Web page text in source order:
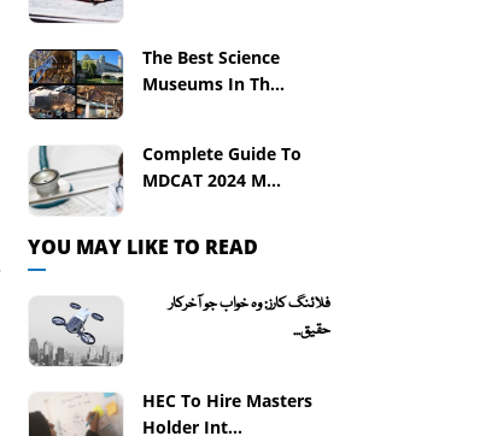
The Best Science
Museums In Th...
Complete Guide To
MDCAT 2024 M...
YOU MAY LIKE TO READ
فلائنگ کارز: وہ خواب جو آخرکار
حقیق...
HEC To Hire Masters
Holder Int...